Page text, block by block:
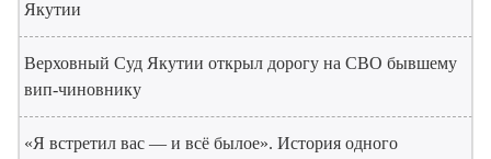
Якутии
Верховный Суд Якутии открыл дорогу на СВО бывшему
вип-чиновнику
«Я встретил вас — и всё былое». История одного